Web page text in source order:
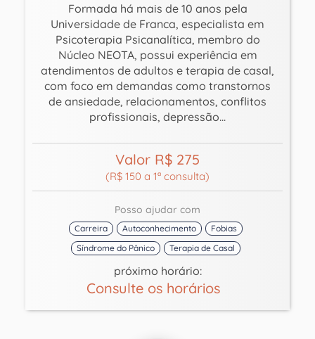
Formada há mais de 10 anos pela
Universidade de Franca, especialista em
Psicoterapia Psicanalítica, membro do
Núcleo NEOTA, possui experiência em
atendimentos de adultos e terapia de casal,
com foco em demandas como transtornos
de ansiedade, relacionamentos, conflitos
profissionais, depressão...
Valor R$ 275
(R$ 150 a 1ª consulta)
Posso ajudar com
Carreira Autoconhecimento
Fobias
Síndrome do Pânico
Terapia de Casal
próximo horário:
Consulte os horários